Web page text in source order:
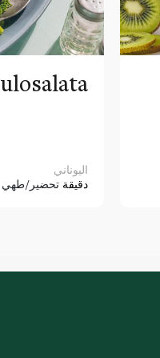
اليوناني
دقيقة تحضير/طهي